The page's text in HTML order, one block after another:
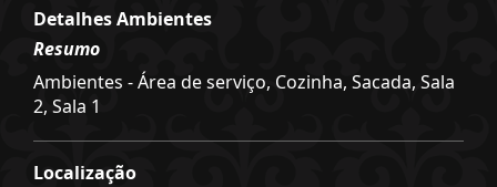
Detalhes Ambientes
Resumo
Ambientes - Área de serviço, Cozinha, Sacada, Sala
2, Sala 1
Localização